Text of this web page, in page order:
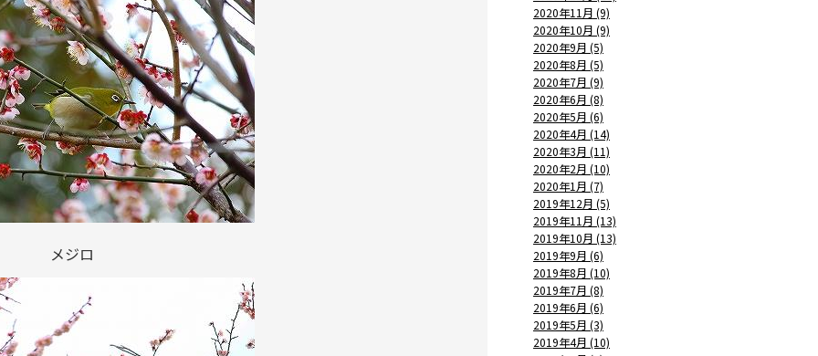
メジロ
2020年11月 (9)
2020年10月 (9)
2020年9月 (5)
2020年8月 (5)
2020年7月 (9)
2020年6月 (8)
2020年5月 (6)
2020年4月 (14)
2020年3月 (11)
2020年2月 (10)
2020年1月 (7)
2019年12月 (5)
2019年11月 (13)
2019年10月 (13)
2019年9月 (6)
2019年8月 (10)
2019年7月 (8)
2019年6月 (6)
2019年5月 (3)
2019年4月 (10)